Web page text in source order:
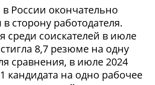
в России окончательно
в сторону работодателя.
среди соискателей в июле
8,7 резюме на одну
сравнения, в июле 2024
кандидата на одно рабочее